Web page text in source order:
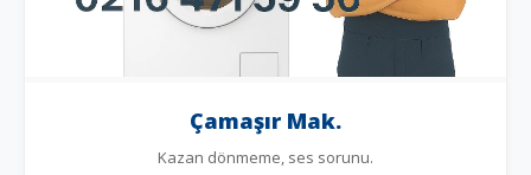
Çamaşır Mak.
Kazan dönmeme, ses sorunu.